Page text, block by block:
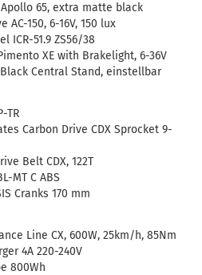
65, extra matte black
150, 6-16V, 150 lux
ICR-51.9 ZS56/38
XE with Brakelight, 6-36V
Central Stand, einstellbar
TR
Carbon Drive CDX Sprocket 9-
Belt CDX, 122T
MT C ABS
Cranks 170 mm
Line CX, 600W, 25km/h, 85Nm
4A 220-240V
800Wh